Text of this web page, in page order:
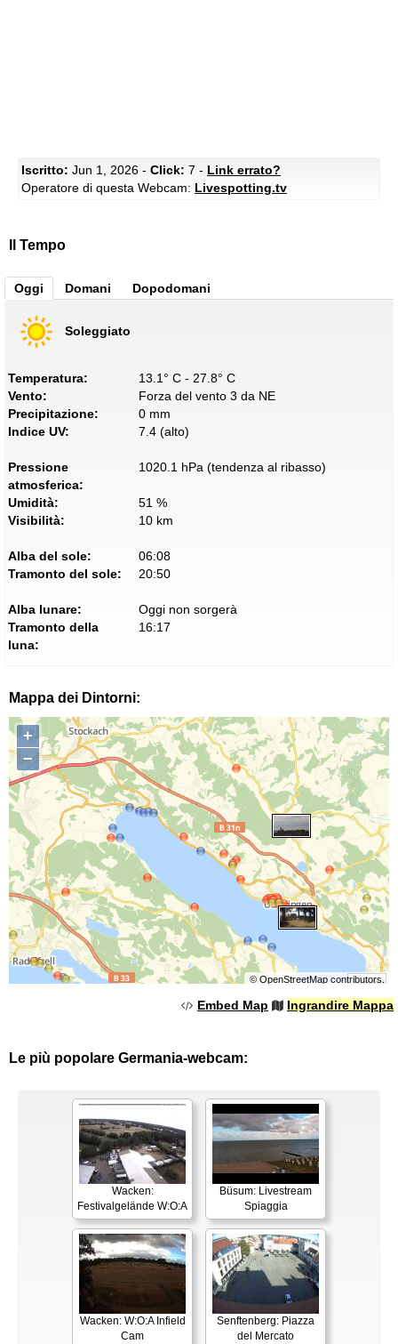
Iscritto: Jun 1, 2026 - Click: 7 - Link errato?
Operatore di questa Webcam: Livespotting.tv
Il Tempo
Oggi Domani Dopodomani
Soleggiato
Temperatura:
13.1° C - 27.8° C
Vento:
Forza del vento 3 da NE
Precipitazione:
0 mm
Indice UV:
7.4 (alto)
Pressione
atmosferica:
1020.1 hPa (tendenza al ribasso)
Umidità:
51 %
Visibilità:
10 km
Alba del sole:
06:08
Tramonto del sole:
20:50
Alba lunare:
Oggi non sorgerà
Tramonto della
luna:
16:17
Mappa dei Dintorni:
+
−
© OpenStreetMapcontributors.
Embed Map Ingrandire Mappa
Le più popolare Germania-webcam:
Wacken:
Festivalgelände W:O:A
Büsum: Livestream
Spiaggia
Wacken: W:O:A Infield
Cam
Senftenberg: Piazza
del Mercato